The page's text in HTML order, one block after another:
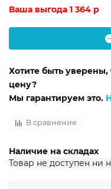
Ваша выгода 1 364 р
Хотите быть
цену?
Мы гарантируем это.
В сравнение
Наличие на складах
Товар не доступен ни